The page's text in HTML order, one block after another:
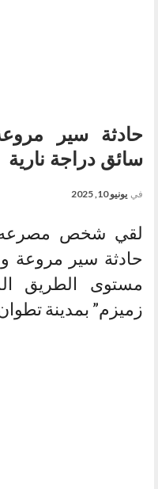
حادثة سير
سائق دراجة نارية
في يونيو 10, 2025
لقي شخص مصرعه
مستوى الطريق
زميزم” بمدينة